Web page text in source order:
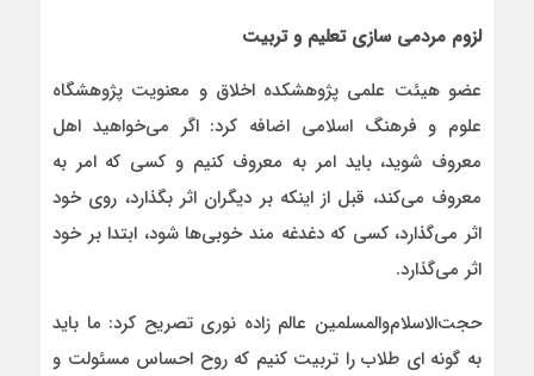
لزوم مردمی سازی تعلیم و تربیت
عضو هیئت علمی پژوهشکده اخلاق و معنویت پژوهشگاه
علوم و فرهنگ اسلامی اضافه کرد: اگر می‌خواهید اهل
معروف شوید، باید امر به معروف کنیم و کسی که امر به
معروف می‌کند، قبل از اینکه بر دیگران اثر بگذارد، روی خود
اثر می‌گذارد، کسی که دغدغه مند خوبی‌ها شود، ابتدا بر خود
اثر می‌گذارد.
حجت‌الاسلام‌والمسلمین عالم زاده نوری تصریح کرد: ما باید
به گونه ای طلاب را تربیت کنیم که روح احساس مسئولت و